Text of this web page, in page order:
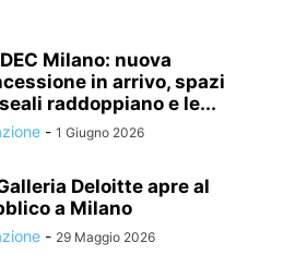
Milano: nuova
in arrivo, spazi
raddoppiano e le...
- 1 Giugno 2026
Deloitte apre al
a Milano
- 29 Maggio 2026